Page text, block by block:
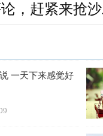
，赶紧来抢
一天下来感觉好